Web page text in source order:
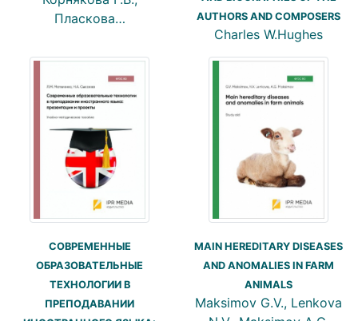
Пласкова…
AUTHORS AND COMPOSERS
Charles W.Hughes
СОВРЕМЕННЫЕ
ОБРАЗОВАТЕЛЬНЫЕ
ТЕХНОЛОГИИ В
ПРЕПОДАВАНИИ
MAIN HEREDITARY DISEASES
AND ANOMALIES IN FARM
ANIMALS
Maksimov G.V., Lenkova